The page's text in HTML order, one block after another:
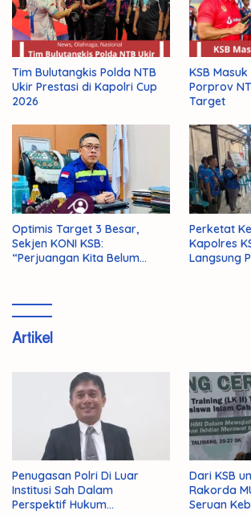
Tim Bulutangkis Polda NTB
Ukir Prestasi di Kapolri Cup
2026
KSB
Porprov
Target
Optimis Target 3 Besar,
Sekjen KONI KSB:
“Perjuangan Kita Belum
Perketat
Kapolres
Langsung
Artikel
Penugasan Polri Di Luar
Institusi Sah Dalam
Perspektif Hukum
Dari KSB
Rakorda
Seruan